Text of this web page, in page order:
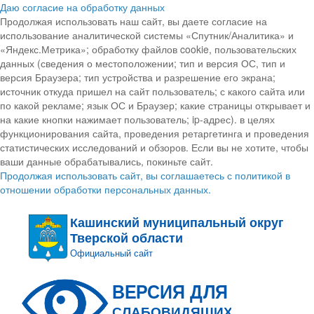
Даю согласие на обработку данных
Продолжая использовать наш сайт, вы даете согласие на
использование аналитической системы «Спутник/Аналитика» и
«Яндекс.Метрика»; обработку файлов cookie, пользовательских
данных (сведения о местоположении; тип и версия ОС, тип и
версия Браузера; тип устройства и разрешение его экрана;
источник откуда пришел на сайт пользователь; с какого сайта или
по какой рекламе; язык ОС и Браузер; какие страницы открывает и
на какие кнопки нажимает пользователь; ip-адрес). в целях
функционирования сайта, проведения ретаргетинга и проведения
статистических исследований и обзоров. Если вы не хотите, чтобы
ваши данные обрабатывались, покиньте сайт.
Продолжая использовать сайт, вы соглашаетесь с политикой в
отношении обработки персональных данных.